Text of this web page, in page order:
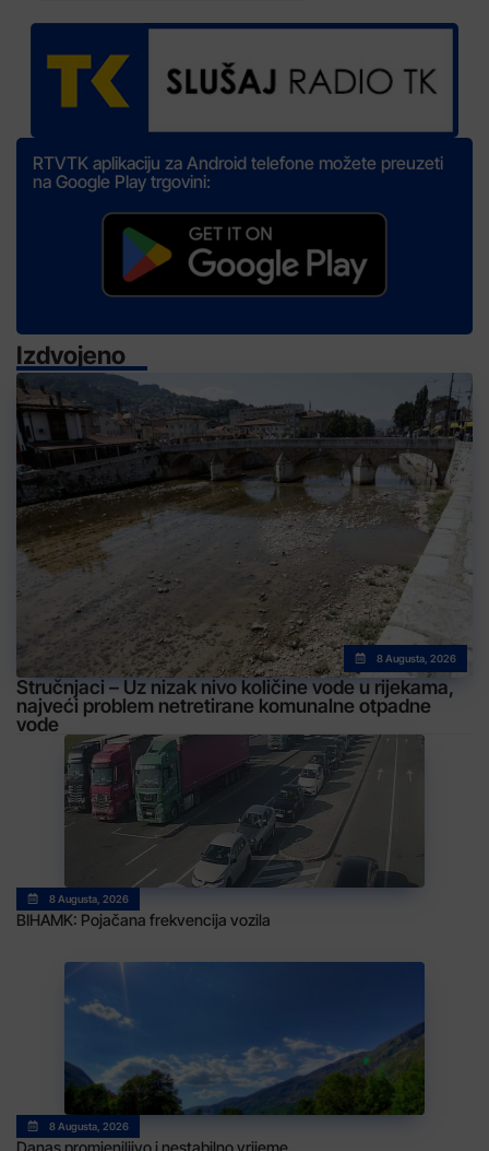
RTVTK aplikaciju za Android telefone možete preuzeti
na Google Play trgovini:
Izdvojeno
8 Augusta, 2026
Stručnjaci – Uz nizak nivo količine vode u rijekama,
najveći problem netretirane komunalne otpadne
vode
8 Augusta, 2026
BIHAMK: Pojačana frekvencija vozila
8 Augusta, 2026
Danas promjenjljivo i nestabilno vrijeme